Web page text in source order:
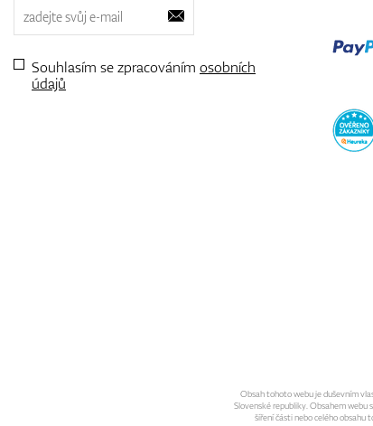
Souhlasím se zpracováním osobních
údajů
Obsah tohoto webu je duševním
Slovenské republiky. Obsahem webu
šíření části nebo celého obsahu